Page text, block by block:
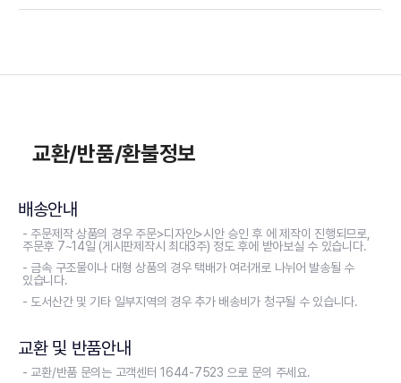
교환/반품/환불정보
배송안내
- 주문제작 상품의 경우 주문>디자인>시안 승인 후 에 제작이 진행되므로,
주문후 7~14일 (게시판제작시 최대3주) 정도 후에 받아보실 수 있습니다.
- 금속 구조물이나 대형 상품의 경우 택배가 여러개로 나뉘어 발송될 수
있습니다.
- 도서산간 및 기타 일부지역의 경우 추가 배송비가 청구될 수 있습니다.
교환 및 반품안내
- 교환/반품 문의는 고객센터 1644-7523 으로 문의 주세요.